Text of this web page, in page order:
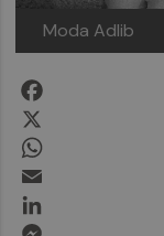
Moda Adlib